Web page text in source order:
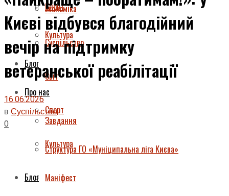
Спорт
Культура
Блог
Про нас
Завдання
Структура ГО «Муніципальна ліга Києва»
Маніфест
Економіка
Суспільство
Світ
Спорт
Культура
Блог
Києві відбувся благодійний
вечір на підтримку
ветеранської реабілітації
16.06.2026
в Суспільство
0